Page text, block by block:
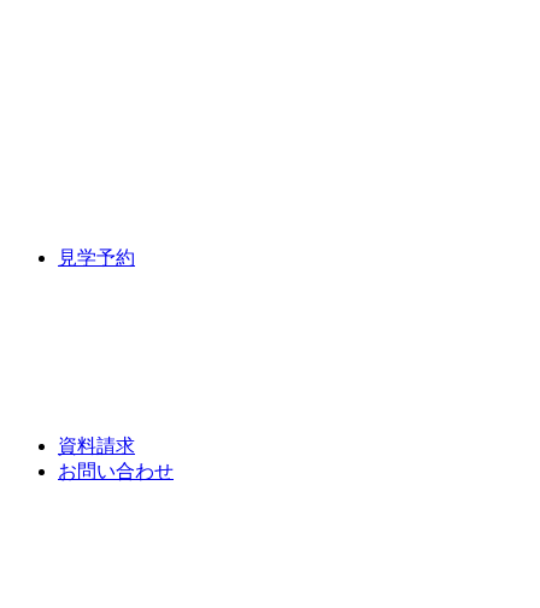
見学予約
資料請求
お問い合わせ